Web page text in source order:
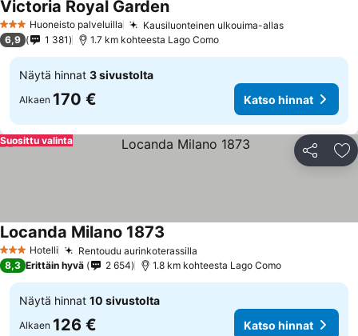
3 Tähtiluokitus
Huoneisto palveluilla Kausiluonteinen ulkouima-allas
Victoria Royal Garden
6,9 1 381 1.7 km kohteesta Lago Como
Näytä hinnat 3 sivustolta
Alkaen 170 € Katso hinnat
Jaa
Suosittu valinta
3 Tähtiluokitus
Hotelli Rentoudu aurinkoterassilla
Locanda Milano 1873
8,3 Erittäin hyvä 2 654 1.8 km kohteesta Lago Como
Näytä hinnat 10 sivustolta
Alkaen 126 € Katso hinnat